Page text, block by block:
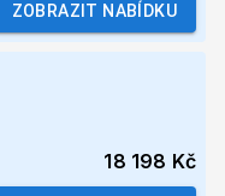
ZOBRAZIT NABÍDKU
18 198 Kč